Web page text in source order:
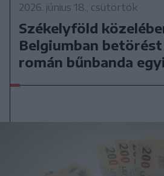
2026. június 18., csütörtök
Székelyföld
Belgiumban
román bűnbanda